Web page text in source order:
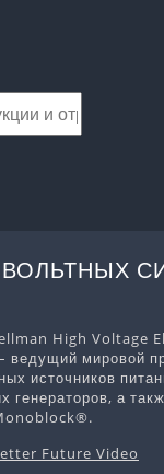
High Voltage
ведущий мировой
источников
генераторов, а
Future Video